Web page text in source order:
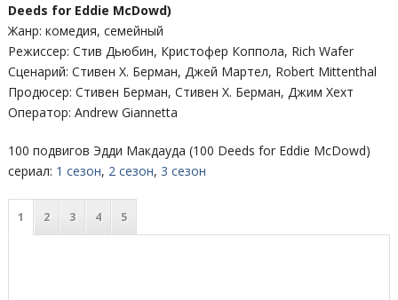
Deeds for Eddie McDowd)
Жанр: комедия, семейный
Режиссер: Стив Дьюбин, Кристофер Коппола, Rich Wafer
Сценарий: Стивен Х. Берман, Джей Мартел, Robert Mittenthal
Продюсер: Стивен Берман, Стивен Х. Берман, Джим Хехт
Оператор: Andrew Giannetta
100 подвигов Эдди Макдауда (100 Deeds for Eddie McDowd)
сериал: 1 сезон, 2 сезон, 3 сезон
1 2 3 4 5